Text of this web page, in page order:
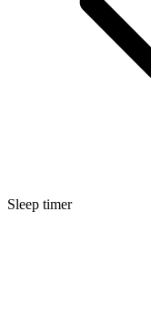
Sleep timer